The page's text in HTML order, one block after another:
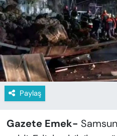
Paylaş
Gazete Emek-
SAĞLIK
SPOR
KÜLTÜR-SANAT
MAGAZİN